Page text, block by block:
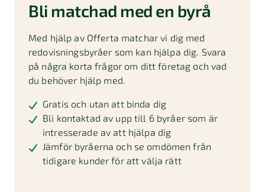
Bli matchad med en byrå
Med hjälp av Offerta matchar vi dig med
redovisningsbyråer som kan hjälpa dig. Svara
på några korta frågor om ditt företag och vad
du behöver hjälp med.
Gratis och utan att binda dig
Bli kontaktad av upp till 6 byråer som är
intresserade av att hjälpa dig
Jämför byråerna och se omdömen från
tidigare kunder för att välja rätt